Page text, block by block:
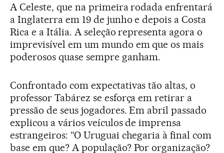
A Celeste, que na primeira rodada enfrentará
a Inglaterra em 19 de junho e depois a Costa
Rica e a Itália. A seleção representa agora o
imprevisível em um mundo em que os mais
poderosos quase sempre ganham.
Confrontado com expectativas tão altas, o
professor Tabárez se esforça em retirar a
pressão de seus jogadores. Em abril passado
explicou a vários veículos de imprensa
estrangeiros: “O Uruguai chegaria à final com
base em que? A população? Por organização?